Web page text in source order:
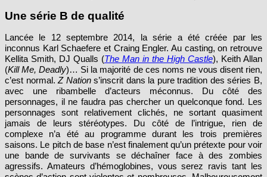
inconnus Karl Schaefere et Craing Engler. Au casting, on retrouve
Kellita Smith, DJ Qualls (The Man in the High Castle), Keith Allan
(Kill Me, Deadly)… Si la majorité de ces noms ne vous disent rien,
c’est normal.Z Nation s’inscrit dans la pure tradition des séries B,
avec une ribambelle d’acteurs méconnus. Du côté des
personnages, il ne faudra pas chercher un quelconque fond. Les
personnages sont relativement clichés, ne sortant quasiment
jamais de leurs stéréotypes. Du côté de l’intrigue, rien de
complexe n’a été au programme durant les trois premières
saisons. Le pitch de base n’est finalement qu’un prétexte pour voir
une bande de survivants se déchaîner face à des zombies
agressifs. Amateurs d’hémoglobines, vous serez ravis tant les
scènes d’action sont violentes et nombreuses. Malheureusement